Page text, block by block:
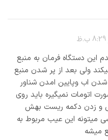
این دستگاه فرمان به منبع
ولی بعد از پر شدن منبع
شدن اب و‌پایین امدن شناور
اتومات نمیگیره باید روی
و زدن دکمه ریست بهش
میتونه این عیب مربوط به
میشه